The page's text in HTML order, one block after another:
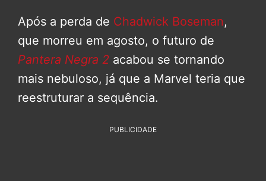
Após a perda de Chadwick Boseman,
que morreu em agosto, o futuro de
Pantera Negra 2 acabou se tornando
mais nebuloso, já que a Marvel teria que
reestruturar a sequência.
PUBLICIDADE